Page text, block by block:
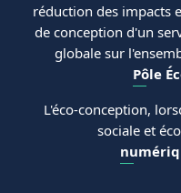
réduction des impacts
de conception d'un
globale sur
Pôle
L'éco-conception,
sociale et